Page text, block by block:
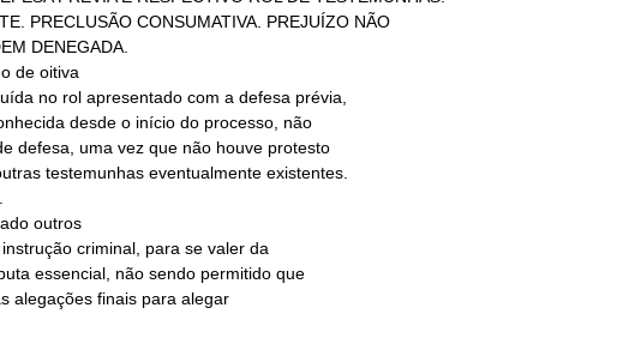
de oitiva
outros